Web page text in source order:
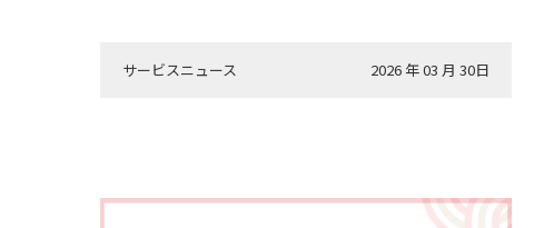
サービスニュース 2026 年 03 月 30日